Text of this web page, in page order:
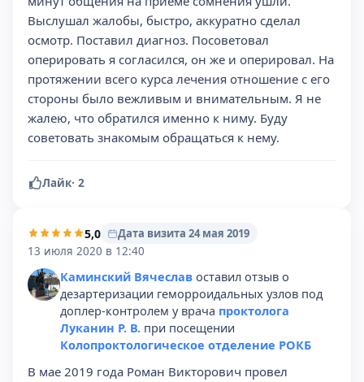
Выслушал жалобы, быстро, аккуратно сделал
осмотр. Поставил диагноз. Посоветовал
оперировать я согласился, он же и оперировал. На
протяжении всего курса лечения отношение с его
стороны было вежливым и внимательным. Я не
жалею, что обратился именно к ниму. Буду
советовать знакомым обращаться к нему.
Лайк· 2
5,0
Дата визита 24 мая 2019
13 июля 2020 в 12:40
Каминский Вячеслав оставил отзыв о
дезартеризации геморроидальных узлов под
доплер-контролем у врача проктолога
Луканин Р. В. при посещении
Колопроктологическое отделение РОКБ
В мае 2019 года Роман Викторович провел